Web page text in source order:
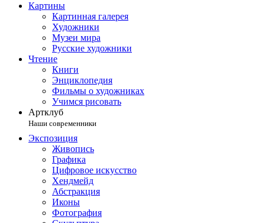
Картины
Картинная галерея
Художники
Музеи мира
Русские художники
Чтение
Книги
Энциклопедия
Фильмы о художниках
Учимся рисовать
Артклуб
Наши современники
Экспозиция
Живопись
Графика
Цифровое искусство
Хендмейд
Абстракция
Иконы
Фотография